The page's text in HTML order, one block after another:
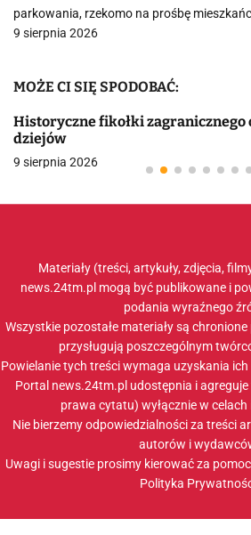
parkowania, rzekomo na prośbę
9 sierpnia 2026
MOŻE CI SIĘ SPODOBAĆ:
Historyczne fikołki zagranicznego
dziejów
9 sierpnia 2026
Materiały (treści, artykuły, zdjęcia,
news.24tm.pl mogą być publikowane i
podania wyraźnego
Wszystkie pozostałe materiały są
przysługują poszczególnym
Powielanie tych treści wymaga uzyskania
Portal news.24tm.pl udostępnia i
prawa cytatu) wyłącznie w
Nie bierzemy odpowiedzialności za treści
autorów i
Uwagi i sugestie prosimy kierować za
Polityka